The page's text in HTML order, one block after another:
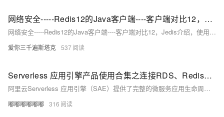
网络安全-----Redis12的Java客户端----客户端对比12，Jedis介绍，使用简单安全性不足，lettuce（官方默认）是基于Netty，支持同步，异步和响应式，并且线程是安全的，支持R
网络安全-----Redis12的Java客户端----客户端对比12，Jedis介绍，使用简单安全性不足，lettuce（官方默认）是基于Netty，支持同步，异步和响应式，并且线程是安全的，支持R
爱你三千遍斯塔克 537
Serverless 应用引擎产品使用合集之连接RDS、Redis等数据库时，是否需要通过安全组来控制访问权限
阿里云Serverless 应用引擎（SAE）提供了完整的微服务应用生命周期管理能力，包括应用部署、服务治理、开发运维、资源管理等功能，并通过扩展功能支持多环境管理、API Gateway、事件驱动等高级应用场景，帮助企业快速构建、部署、运维和扩展微服务架构，实现Serverless化的应用部署与运维模式。以下是对SAE产品使用合集的概述，包括应用管理、服务治理、开发运维、资源管理等方面。
嘟嘟嘟嘟嘟嘟 316